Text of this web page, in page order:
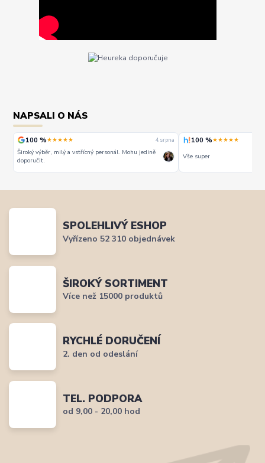
NAPSALI O NÁS
100 %★★★★★ 4. srpna
Široký výběr, milý a vstřícný personál. Mohu jedině
doporučit.
100 %★★★★★
Vše super
SPOLEHLIVÝ ESHOP
Vyřízeno 52 310 objednávek
ŠIROKÝ SORTIMENT
Více než 15000 produktů
RYCHLÉ DORUČENÍ
2. den od odeslání
TEL. PODPORA
od 9,00 - 20,00 hod